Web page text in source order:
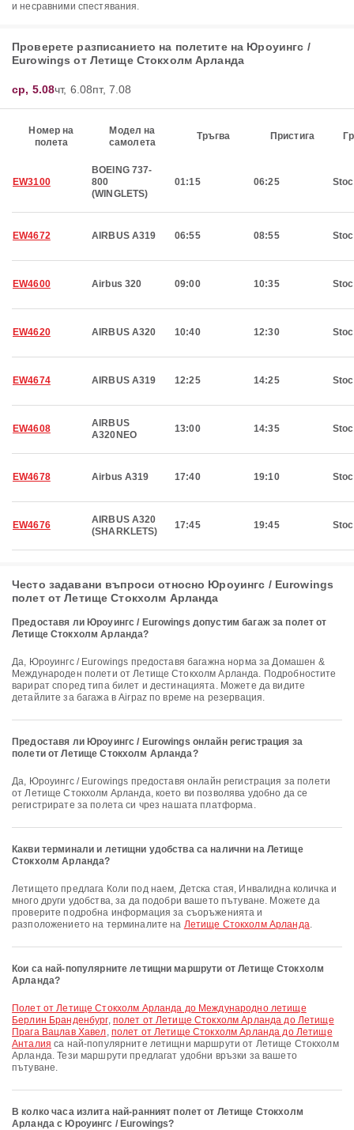
и несравними спестявания.
Проверете разписанието на полетите на Юроуингс /
Eurowings от Летище Стокхолм Арланда
ср, 5.08чт, 6.08пт, 7.08
Номер на
полета
Модел на
самолета
Тръгва Пристига
EW3100
BOEING 737-
800
(WINGLETS)
01:15 06:25
EW4672 AIRBUS A319 06:55 08:55
EW4600 Airbus 320 09:00 10:35
EW4620 AIRBUS A320 10:40 12:30
EW4674 AIRBUS A319 12:25 14:25
EW4608
AIRBUS
A320NEO
13:00 14:35
EW4678 Airbus A319 17:40 19:10
EW4676
AIRBUS A320
(SHARKLETS)
17:45 19:45
Често задавани въпроси относно Юроуингс / Eurowings
полет от Летище Стокхолм Арланда
Предоставя ли Юроуингс / Eurowings допустим багаж за полет от
Летище Стокхолм Арланда?
Да, Юроуингс / Eurowings предоставя багажна норма за Домашен &
Международен полети от Летище Стокхолм Арланда. Подробностите
варират според типа билет и дестинацията. Можете да видите
детайлите за багажа в Airpaz по време на резервация.
Предоставя ли Юроуингс / Eurowings онлайн регистрация за
полети от Летище Стокхолм Арланда?
Да, Юроуингс / Eurowings предоставя онлайн регистрация за полети
от Летище Стокхолм Арланда, което ви позволява удобно да се
регистрирате за полета си чрез нашата платформа.
Какви терминали и летищни удобства са налични на Летище
Стокхолм Арланда?
Летището предлага Коли под наем, Детска стая, Инвалидна количка и
много други удобства, за да подобри вашето пътуване. Можете да
проверите подробна информация за съоръженията и
разположението на терминалите на Летище Стокхолм Арланда.
Кои са най-популярните летищни маршрути от Летище Стокхолм
Арланда?
полет от Летище Стокхолм Арланда до Международно летище
Берлин Бранденбург, полет от Летище Стокхолм Арланда до Летище
Прага Вацлав Хавел, полет от Летище Стокхолм Арланда до Летище
Анталия са най-популярните летищни маршрути от Летище Стокхолм
Арланда. Тези маршрути предлагат удобни връзки за вашето
пътуване.
В колко часа излита най-ранният полет от Летище Стокхолм
Арланда с Юроуингс / Eurowings?